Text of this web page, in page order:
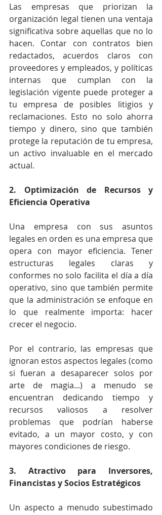
Las empresas que priorizan la
organización legal tienen una ventaja
significativa sobre aquellas que no lo
hacen. Contar con contratos bien
redactados, acuerdos claros con
proveedores y empleados, y políticas
internas que cumplan con la
legislación vigente puede proteger a
tu empresa de posibles litigios y
reclamaciones. Esto no solo ahorra
tiempo y dinero, sino que también
protege la reputación de tu empresa,
un activo invaluable en el mercado
actual.
2. Optimización de Recursos y
Eficiencia Operativa
Una empresa con sus asuntos
legales en orden es una empresa que
opera con mayor eficiencia. Tener
estructuras legales claras y
conformes no solo facilita el día a día
operativo, sino que también permite
que la administración se enfoque en
lo que realmente importa: hacer
crecer el negocio.
Por el contrario, las empresas que
ignoran estos aspectos legales (como
si fueran a desaparecer solos por
arte de magia...) a menudo se
encuentran dedicando tiempo y
recursos valiosos a resolver
problemas que podrían haberse
evitado, a un mayor costo, y con
mayores condiciones de riesgo.
3. Atractivo para Inversores,
Financistas y Socios Estratégicos
Un aspecto a menudo subestimado